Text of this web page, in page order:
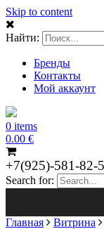
Skip to content
Найти:
Бренды
Контакты
Мой аккаунт
0 items
0.00 €
+7(925)-581-82-
Search for:
Главная Витрина